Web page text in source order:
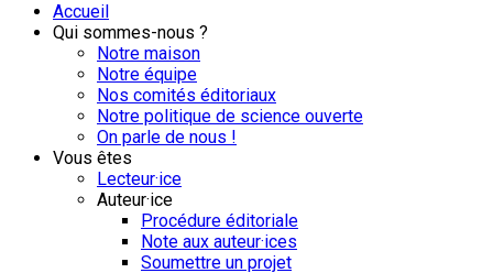
Accueil
Qui sommes-nous ?
Notre maison
Notre équipe
Nos comités éditoriaux
Notre politique de science ouverte
On parle de nous !
Vous êtes
Lecteur·ice
Auteur·ice
Procédure éditoriale
Note aux auteur·ices
Soumettre un projet